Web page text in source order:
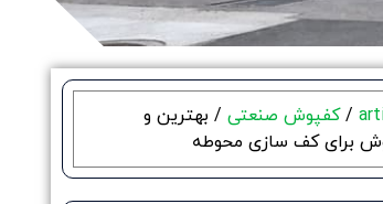
/کفپوش صنعتی / بهترین و
برای کف سازی محوطه